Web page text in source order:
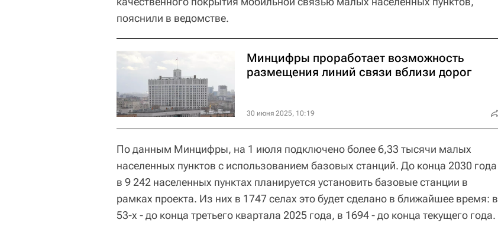
пояснили в ведомстве.
Минцифры проработает возможность
размещения линий связи вблизи дорог
30 июня 2025, 10:19
По данным Минцифры, на 1 июля подключено более 6,33 тысячи малых
населенных пунктов с использованием базовых станций. До конца 2030 года
в 9 242 населенных пунктах планируется установить базовые станции в
рамках проекта. Из них в 1747 селах это будет сделано в ближайшее время: в
53-х - до конца третьего квартала 2025 года, в 1694 - до конца текущего года.